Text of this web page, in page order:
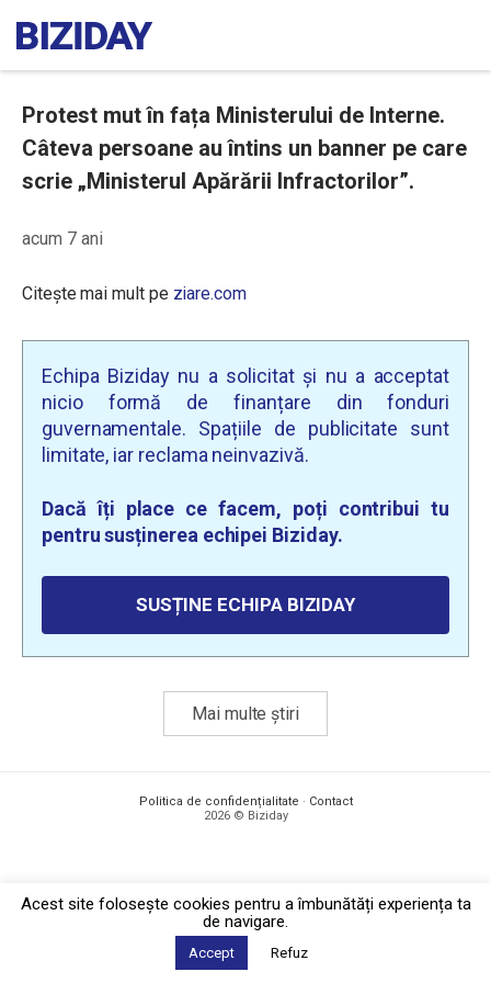
Protest mut în fața Ministerului de Interne.
Câteva persoane au întins un banner pe care
scrie „Ministerul Apărării Infractorilor”.
acum 7 ani
Citește mai mult pe ziare.com
Echipa Biziday nu a solicitat și nu a acceptat
nicio formă de finanțare din fonduri
guvernamentale. Spațiile de publicitate sunt
limitate, iar reclama neinvazivă.
Dacă îți place ce facem, poți contribui tu
pentru susținerea echipei Biziday.
SUSȚINE ECHIPA BIZIDAY
Mai multe știri
Politica de confidențialitate · Contact
2026 © Biziday
Acest site foloseşte cookies pentru a îmbunătăți experiența ta
de navigare.
Accept Refuz